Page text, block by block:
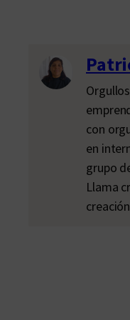
con
en
grupo
Llama